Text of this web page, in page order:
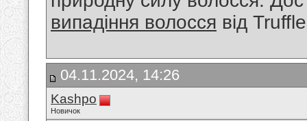
випадіння волосся від
04.11.2024, 14:26
Kashpo
Новичок